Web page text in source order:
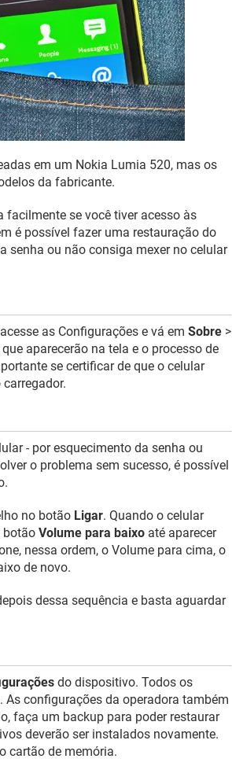
em um Nokia Lumia 520, mas os
da fabricante.
se você tiver acesso às
é possível fazer uma restauração do
senha ou não consiga mexer no celular
as Configurações e vá em Sobre >
aparecerão na tela e o processo de
se certificar de que o celular
- por esquecimento da senha ou
o problema sem sucesso, é possível
no botão Ligar. Quando o celular
botão Volume para baixo até aparecer
nessa ordem, o Volume para cima, o
de novo.
dessa sequência e basta aguardar
do dispositivo. Todos os
configurações da operadora também
faça um backup para poder restaurar
deverão ser instalados novamente.
cartão de memória.